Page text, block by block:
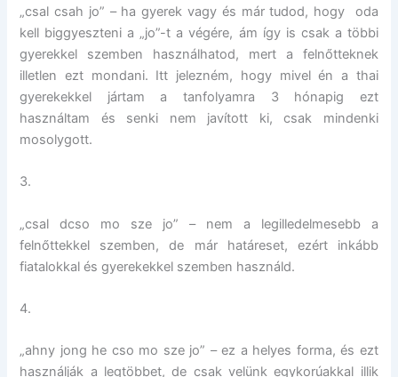
„csal csah jo” – ha gyerek vagy és már tudod, hogy oda
kell biggyeszteni a „jo”-t a végére, ám így is csak a többi
gyerekkel szemben használhatod, mert a felnőtteknek
illetlen ezt mondani. Itt jelezném, hogy mivel én a thai
gyerekekkel jártam a tanfolyamra 3 hónapig ezt
használtam és senki nem javított ki, csak mindenki
mosolygott.
3.
„csal dcso mo sze jo” – nem a legilledelmesebb a
felnőttekkel szemben, de már határeset, ezért inkább
fiatalokkal és gyerekekkel szemben használd.
4.
„ahny jong he cso mo sze jo” – ez a helyes forma, és ezt
használják a legtöbbet, de csak velünk egykorúakkal illik